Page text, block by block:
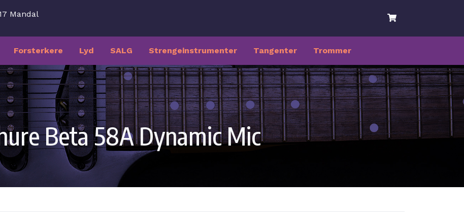
Mandal
Forsterkere Lyd SALG Strengeinstrumenter Tangenter Trommer
Beta 58A Dynamic Mic